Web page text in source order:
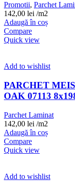
Promotii, Parchet
142,00 lei /m2
Adaugă în coș
Compare
Quick view
Add to wishlist
PARCHET
OAK 07113
Parchet Laminat
142,00 lei /m2
Adaugă în coș
Compare
Quick view
Add to wishlist